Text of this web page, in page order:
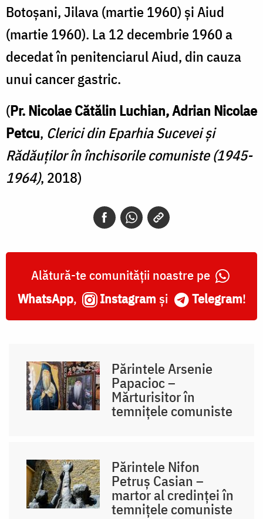
Botoșani, Jilava (martie 1960) și Aiud
(martie 1960). La 12 decembrie 1960 a
decedat în penitenciarul Aiud, din cauza
unui cancer gastric.
(Pr. Nicolae Cătălin Luchian, Adrian Nicolae
Petcu, Clerici din Eparhia Sucevei şi
Rădăuţilor în închisorile comuniste (1945-
1964), 2018)
Alătură-te comunității noastre pe
WhatsApp, Instagram și Telegram!
Părintele Arsenie
Papacioc –
Mărturisitor în
temnițele comuniste
Părintele Nifon
Petruș Casian –
martor al credinței în
temnițele comuniste